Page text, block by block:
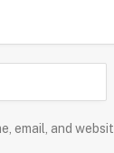
email, and